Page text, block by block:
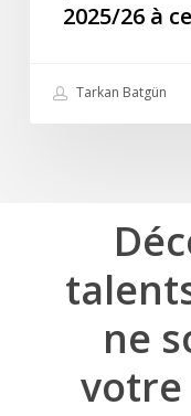
2025/26 à
Tarkan Batgün
ne
votre